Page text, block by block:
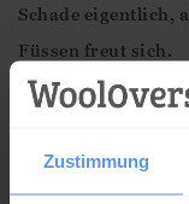
Zustimmung
Schade eigentlich,
Füssen freut sich.
Verwöhnen Sie